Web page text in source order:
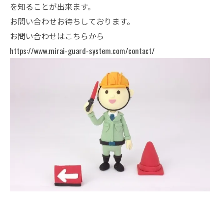
を知ることが出来ます。
お問い合わせお待ちしております。
お問い合わせはこちらから
https://www.mirai-guard-system.com/contact/